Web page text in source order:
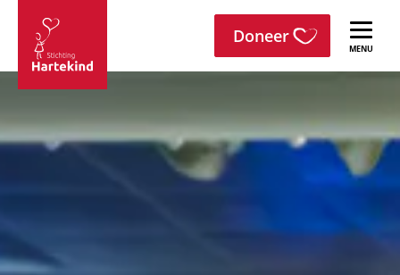
Sla navigatie over
Stichting
Hartekind
Doneer menu